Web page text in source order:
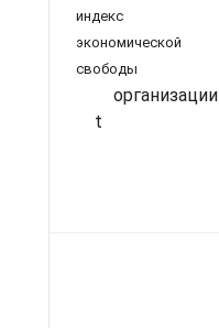
индекс
экономической
свободы
организации
t